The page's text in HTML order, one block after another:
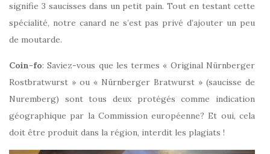
signifie 3 saucisses dans un petit pain. Tout en testant cette
spécialité, notre canard ne s’est pas privé d’ajouter un peu
de moutarde.
Coin-fo: Saviez-vous que les termes « Original Nürnberger
Rostbratwurst » ou « Nürnberger Bratwurst » (saucisse de
Nuremberg) sont tous deux protégés comme indication
géographique par la Commission européenne? Et oui, cela
doit être produit dans la région, interdit les plagiats !